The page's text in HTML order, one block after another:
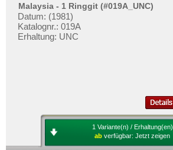
Malaysia - 1 Ringgit (#019A_UNC)
Datum: (1981)
Katalognr.: 019A
Erhaltung: UNC
1 Variante(n) / Erhaltung(en)
ab verfügbar: Jetzt zeigen